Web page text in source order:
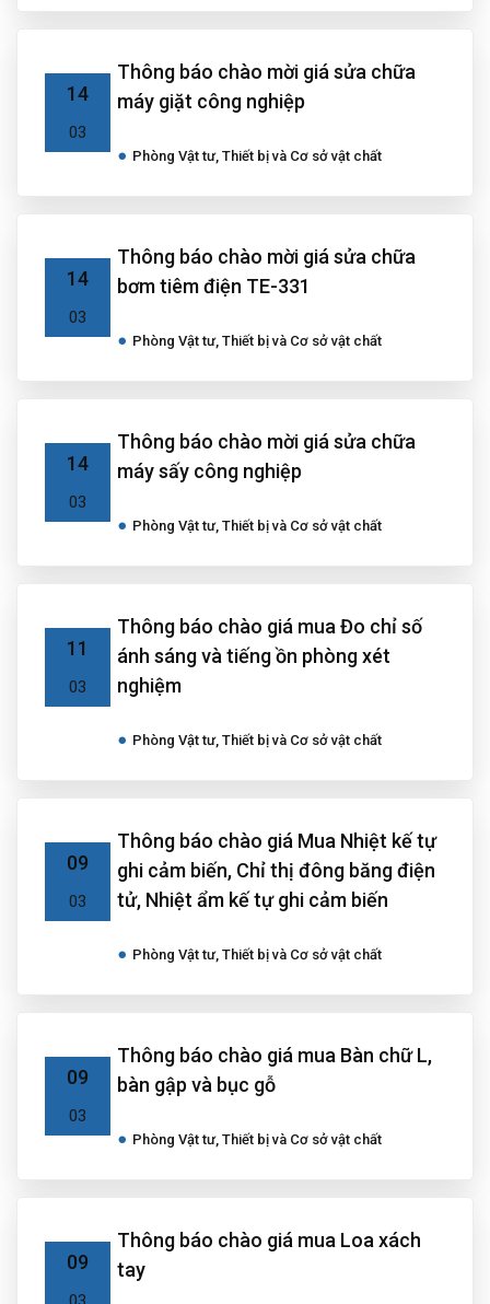
14
03
Thông báo chào mời giá sửa chữa
máy giặt công nghiệp
Phòng Vật tư, Thiết bị và Cơ sở vật chất
14
03
Thông báo chào mời giá sửa chữa
bơm tiêm điện TE-331
Phòng Vật tư, Thiết bị và Cơ sở vật chất
14
03
Thông báo chào mời giá sửa chữa
máy sấy công nghiệp
Phòng Vật tư, Thiết bị và Cơ sở vật chất
11
03
Thông báo chào giá mua Đo chỉ số
ánh sáng và tiếng ồn phòng xét
nghiệm
Phòng Vật tư, Thiết bị và Cơ sở vật chất
09
03
Thông báo chào giá Mua Nhiệt kế tự
ghi cảm biến, Chỉ thị đông băng điện
tử, Nhiệt ẩm kế tự ghi cảm biến
Phòng Vật tư, Thiết bị và Cơ sở vật chất
09
03
Thông báo chào giá mua Bàn chữ L,
bàn gập và bục gỗ
Phòng Vật tư, Thiết bị và Cơ sở vật chất
09
Thông báo chào giá mua Loa xách
tay